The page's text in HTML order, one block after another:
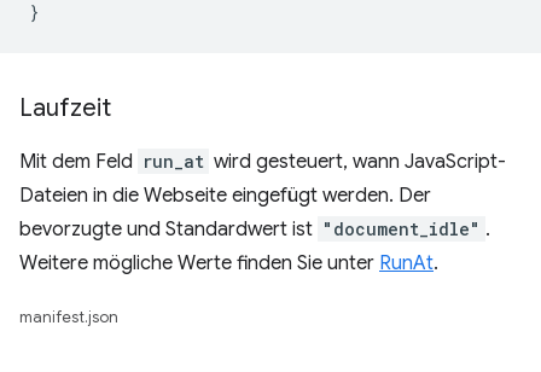
Laufzeit
Mit dem Feld run_at wird gesteuert, wann JavaScript-
Dateien in die Webseite eingefügt werden. Der
bevorzugte und Standardwert ist "document_idle" .
Weitere mögliche Werte finden Sie unter RunAt.
manifest.json